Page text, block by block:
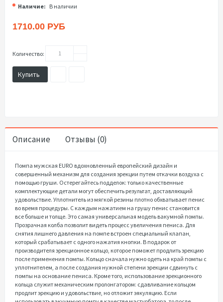
Наличие: В наличии
1710.00 РУБ
Количество:
Купить
Описание Отзывы (0)
Помпа мужская EURO вдохновленный европейский дизайн и
совершенный механизм для создания эрекции путем откачки воздуха с
помощью груши. Остерегайтесь подделок: только качественные
комплектующие детали могут обеспечить результат, доставляющий
удовольствие. Уплотнитель из мягкой резины плотно обхватывает пенис
во время процедуры. С каждым нажатием на грушу пенис становится
все больше и толще. Это самая универсальная модель вакумной помпы.
Прозрачная колба позволит видеть процесс увеличения пениса. Для
снятия лишнего давления на помпе встроен специальный клапан,
который срабатывает с одного нажатия кнопки. В подарок от
производителя эрекционное кольцо, которое поможет продлить эрекцию
после применения помпы. Кольцо сначала нужно одеть на край помпы с
уплотнителем, а после создания нужной степени эрекции сдвинуть с
помпы на основание пениса. Кроме того, использование эрекционного
кольца служит механическим пролонгатором: сдавливание кольцом
продлит эрекцию и удовольствие, но отложит эякуляцию. Если